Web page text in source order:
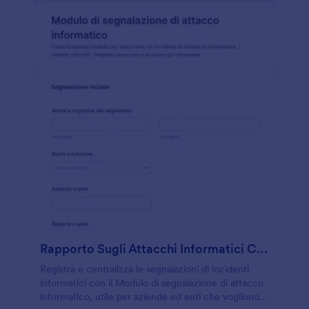
Rapporto Sugli Attacchi Informatici CrowdStrike Form
Registra e centralizza le segnalazioni di incidenti
informatici con il Modulo di segnalazione di attacco
informatico, utile per aziende ed enti che vogliono